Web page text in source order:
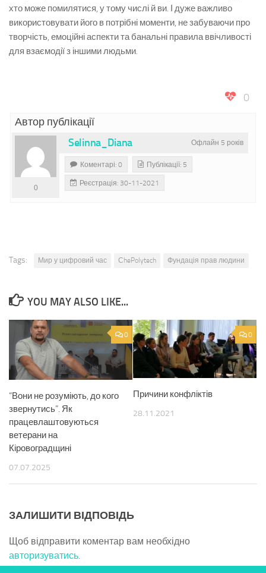
хто може помилятися, у тому числі й ви. І дуже важливо
використовувати його в потрібні моменти, не забуваючи про
творчість, емоційні аспекти та банальні правила ввічливості
для взаємодії з іншими людьми.
0
Автор публікації
Офлайн 5 років
Selinna_Diana
0
Коментарі: 0 Публікації: 5
Реєстрація: 30-11-2021
Tags: Мир у цифровий час СhePolytech Фундація прав людини
YOU MAY ALSO LIKE...
0
“Вони не розуміють, до кого
звернутись”. Як
працевлаштовуються
ветерани на
Кіровоградщині
07.07.2025
0
Причини конфліктів
28.11.2021
ЗАЛИШИТИ ВІДПОВІДЬ
Щоб відправити коментар вам необхідно
авторизуватись